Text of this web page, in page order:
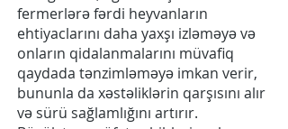
fermerlərə fərdi heyvanların
ehtiyaclarını daha yaxşı izləməyə və
onların qidalanmalarını müvafiq
qaydada tənzimləməyə imkan verir,
bununla da xəstəliklərin qarşısını alır
və sürü sağlamlığını artırır.